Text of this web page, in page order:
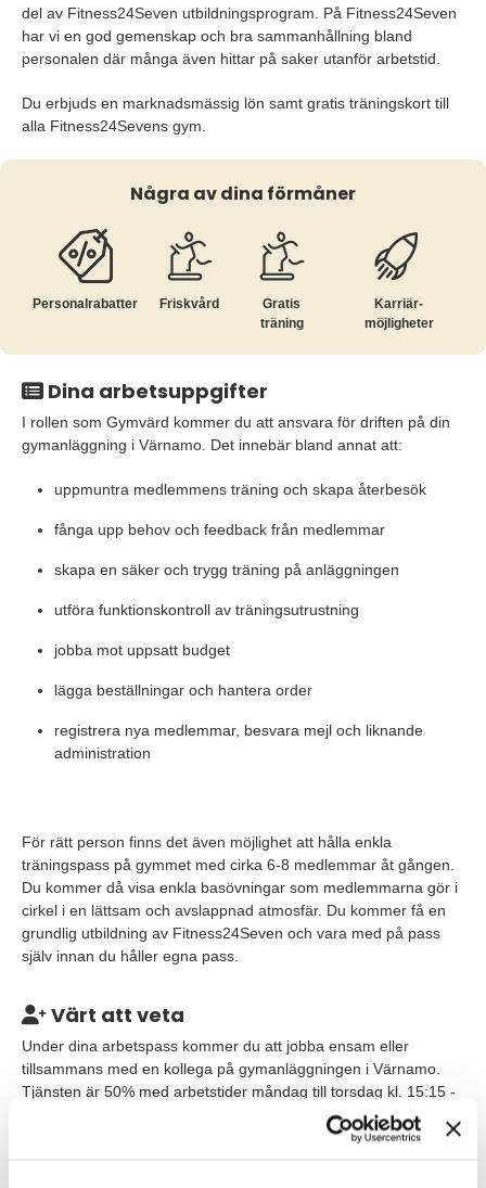
del av Fitness24Seven utbildningsprogram. På Fitness24Seven
har vi en god gemenskap och bra sammanhållning bland
personalen där många även hittar på saker utanför arbetstid.
Du erbjuds en marknadsmässig lön samt gratis träningskort till
alla Fitness24Sevens gym.
Några av dina förmåner
Personalrabatter Friskvård
Gratis
träning
Karriär­
möjligheter
Dina arbetsuppgifter
I rollen som Gymvärd kommer du att ansvara för driften på din
gymanläggning i Värnamo. Det innebär bland annat att:
uppmuntra medlemmens träning och skapa återbesök
fånga upp behov och feedback från medlemmar
skapa en säker och trygg träning på anläggningen
utföra funktionskontroll av träningsutrustning
jobba mot uppsatt budget
lägga beställningar och hantera order
registrera nya medlemmar, besvara mejl och liknande
administration
För rätt person finns det även möjlighet att hålla enkla
träningspass på gymmet med cirka 6-8 medlemmar åt gången.
Du kommer då visa enkla basövningar som medlemmarna gör i
cirkel i en lättsam och avslappnad atmosfär. Du kommer få en
grundlig utbildning av Fitness24Seven och vara med på pass
själv innan du håller egna pass.
Värt att veta
Under dina arbetspass kommer du att jobba ensam eller
tillsammans med en kollega på gymanläggningen i Värnamo.
Tjänsten är 50% med arbetstider måndag till torsdag kl. 15:15 -
20:15. Tänkt start är 15/8. Du kommer att få en introduktion som
ger dig en bra grund att bygga vidare på i rollen som Gymvärd.